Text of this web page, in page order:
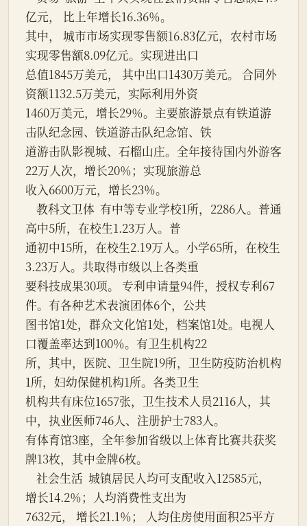
亿元， 比上年增长16.36％。
其中， 城市市场实现零售额16.83亿元，农村市场
实现零售额8.09亿元。实现进出口
总值1845万美元， 其中出口1430万美元。 合同外
资额1132.5万美元，实际利用外资
1460万美元，增长29％。主要旅游景点有铁道游
击队纪念园、铁道游击队纪念馆、铁
道游击队影视城、石榴山庄。全年接待国内外游客
22万人次，增长20％；实现旅游总
收入6600万元，增长23％。
高中5所，在校生1.23万人。普
通初中15所，在校生2.19万人。小学65所，在校生
3.23万人。共取得市级以上各类重
要科技成果30项。 专利申请量94件，授权专利67
件。有各种艺术表演团体6个，公共
图书馆1处，群众文化馆1处，档案馆1处。电视人
口覆盖率达到100％。有卫生机构22
所，其中，医院、卫生院19所，卫生防疫防治机构
1所，妇幼保健机构1所。各类卫生
机构共有床位1657张，卫生技术人员2116人，其
中，执业医师746人、注册护士783人。
有体育馆3座，全年参加省级以上体育比赛共获奖
牌13枚，其中金牌6枚。
增长14.2％；人均消费性支出为
7632元， 增长21.1％； 人均住房使用面积25平方